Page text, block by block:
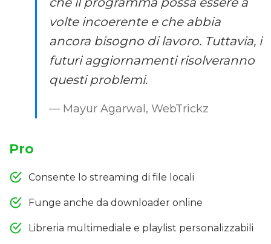
volte incoerente e che abbia
ancora bisogno di lavoro. Tuttavia, i
futuri aggiornamenti risolveranno
questi problemi.
— Mayur Agarwal, WebTrickz
Pro
Consente lo streaming di file locali
Funge anche da downloader online
Libreria multimediale e playlist personalizzabili